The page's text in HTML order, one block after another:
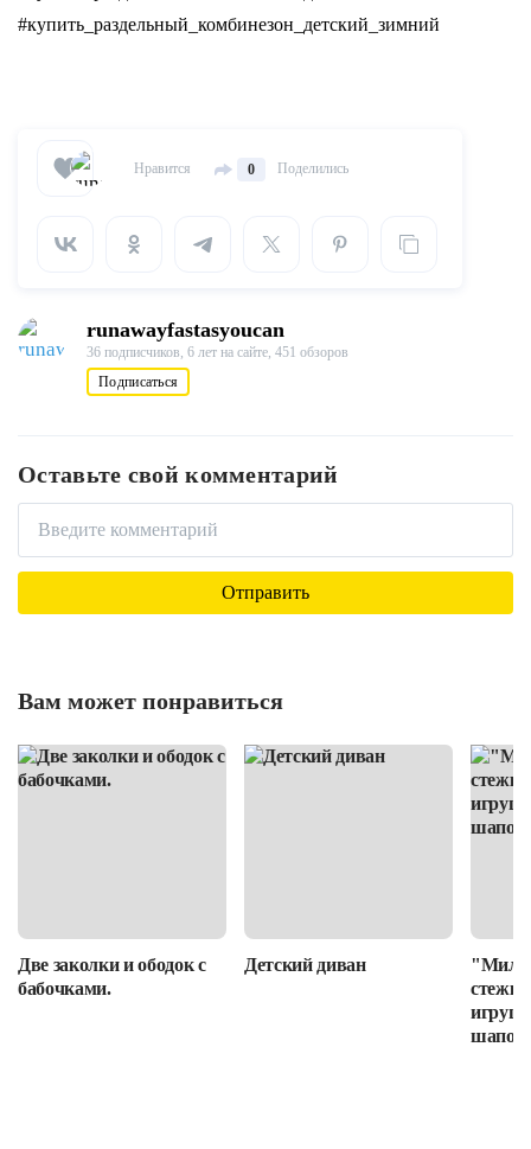
#купить_раздельный_комбинезон_детский_зимний
Нравится 0 Поделились
runawayfastasyoucan
36 подписчиков, 6 лет на сайте, 451 обзоров
Подписаться
Оставьте свой комментарий
Вам может понравиться
Две заколки и ободок с
бабочками.
Детский диван